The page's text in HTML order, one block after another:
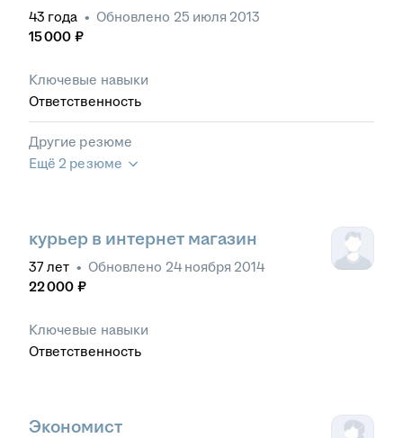
43 года • Обновлено 25 июля 2013
15 000 ₽
Ключевые навыки
Ответственность
Другие резюме
Ещё 2 резюме
курьер в интернет магазин
37лет • Обновлено 24 ноября 2014
22 000 ₽
Ключевые навыки
Ответственность
Экономист